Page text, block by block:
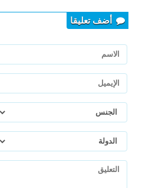
أضف تعليقا